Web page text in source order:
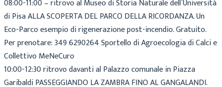
08:00-11:00 – ritrovo al Museo di Storia Naturale dell’Università
di Pisa ALLA SCOPERTA DEL PARCO DELLA RICORDANZA. Un
Eco-Parco esempio di rigenerazione post-incendio. Gratuito.
Per prenotare: 349 6290264 Sportello di Agroecologia di Calci e
Collettivo MeNeCuro
10:00-12:30 ritrovo davanti al Palazzo comunale in Piazza
Garibaldi PASSEGGIANDO LA ZAMBRA FINO AL GANGALANDI.